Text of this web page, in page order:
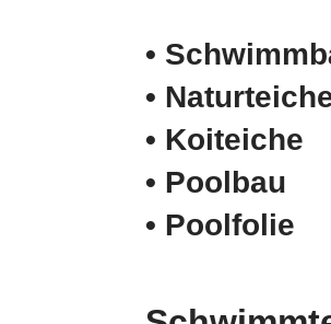
•
•
• Koiteiche
• Poolbau
• Poolfolie